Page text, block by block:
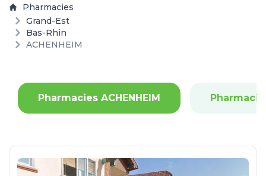
Pharmacies
Grand-Est
Bas-Rhin
ACHENHEIM
Pharmacies ACHENHEIM